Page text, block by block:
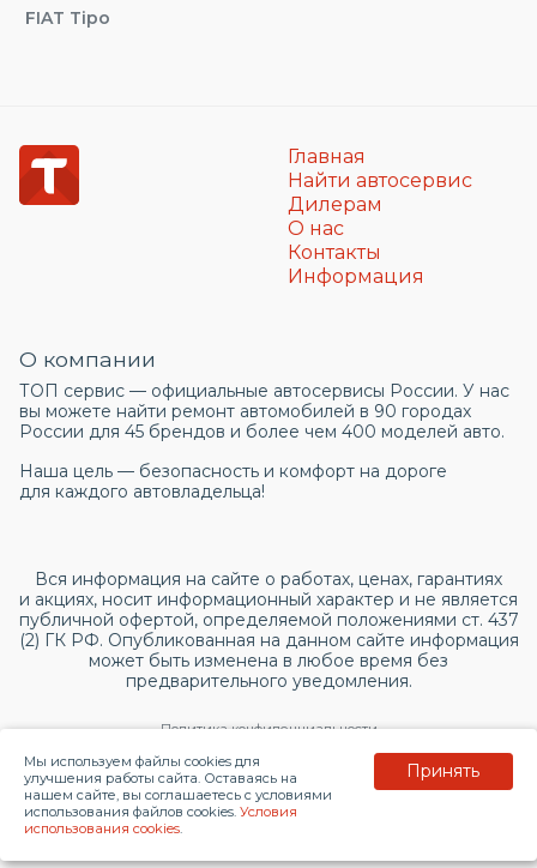
FIAT Tipo
Главная
Найти автосервис
Дилерам
О нас
Контакты
Информация
О компании
ТОП сервис — официальные автосервисы России. У нас
вы можете найти ремонт автомобилей в 90 городах
России для 45 брендов и более чем 400 моделей авто.
Наша цель — безопасность и комфорт на дороге
для каждого автовладельца!
Вся информация на сайте о работах, ценах, гарантиях
и акциях, носит информационный характер и не является
публичной офертой, определяемой положениями ст. 437
(2) ГК РФ. Опубликованная на данном сайте информация
может быть изменена в любое время без
предварительного уведомления.
Политика конфиденциальности
Согласие на обработку персональных данных
© 2026 topservice.su
Мы используем файлы cookies для
улучшения работы сайта. Оставаясь на
нашем сайте, вы соглашаетесь с условиями
использования файлов cookies. Условия
использования cookies.
Принять